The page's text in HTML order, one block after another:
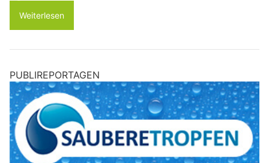
Weiterlesen
PUBLIREPORTAGEN